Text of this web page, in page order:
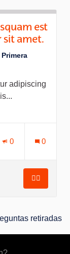
est
sit amet.
adipiscing
0 0
👍🏽
retiradas